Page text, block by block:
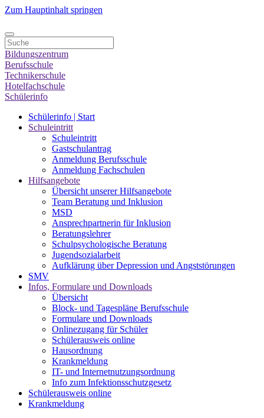
Zum Hauptinhalt springen
Bildungszentrum
Berufsschule
Technikerschule
Hotelfachschule
Schülerinfo
Schülerinfo | Start
Schuleintritt
Schuleintritt
Gastschulantrag
Anmeldung Berufsschule
Anmeldung Fachschulen
Hilfsangebote
Übersicht unserer Hilfsangebote
Team Beratung und Inklusion
MSD
Ansprechpartnerin für Inklusion
Beratungslehrer
Schulpsychologische Beratung
Jugendsozialarbeit
Aufklärung über Depression und Angststörungen
SMV
Infos, Formulare und Downloads
Übersicht
Block- und Tagespläne Berufsschule
Formulare und Downloads
Onlinezugang für Schüler
Schülerausweis online
Hausordnung
Krankmeldung
IT- und Internetnutzungsordnung
Info zum Infektionsschutzgesetz
Schülerausweis online
Krankmeldung